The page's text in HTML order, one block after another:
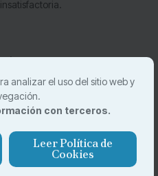
analizar el uso del sitio web y
con terceros.
Leer Política de
Cookies
en las Pautas de Accesibilidad,
cumplen con las
de Diseño Accesible
la recomendación del W3C.